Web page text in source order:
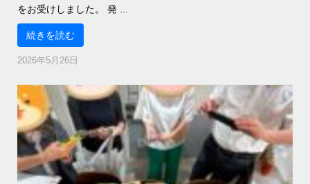
をお受けしました。 発 ...
続きを読む
2026年5月26日